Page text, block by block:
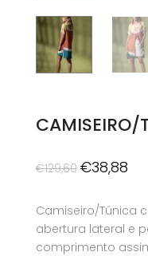
CAMISEIRO/
€129,60 O
original
era:
€129,60.
€38,88O
é:
Camiseiro/Túnica
abertura lateral e
comprimento